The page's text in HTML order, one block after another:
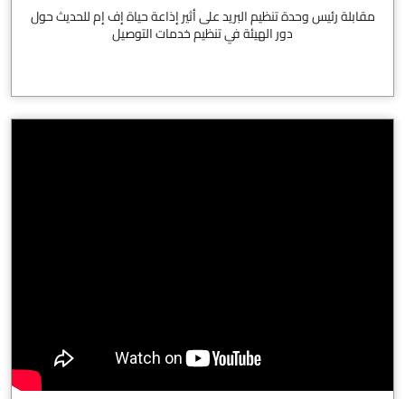
مقابلة رئيس وحدة تنظيم البريد على أثير إذاعة حياة إف إم للحديث حول
دور الهيئة في تنظيم خدمات التوصيل